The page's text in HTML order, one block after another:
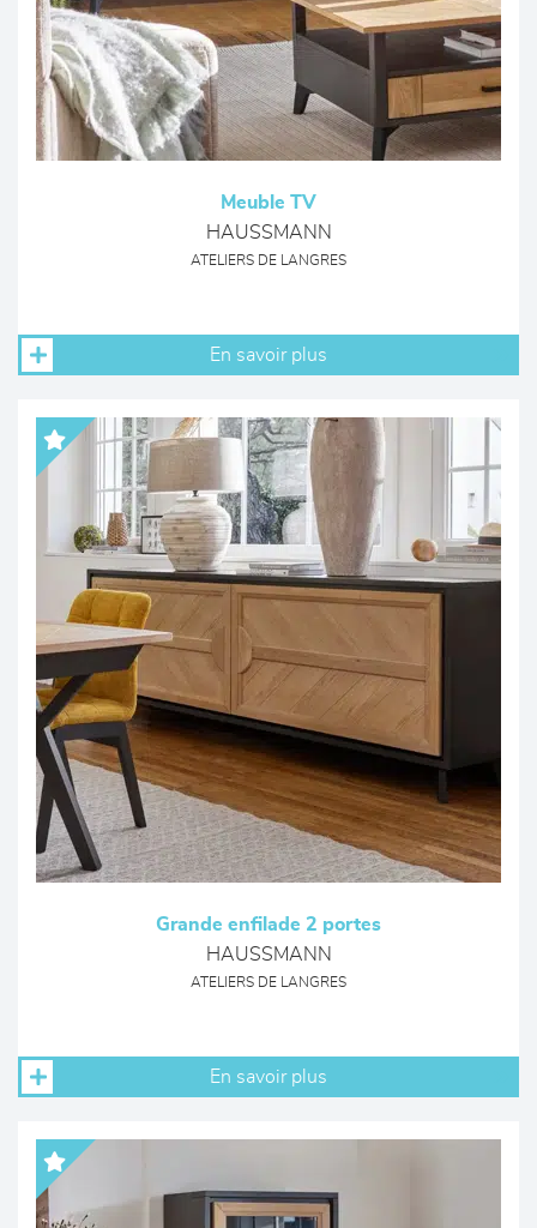
Meuble TV
HAUSSMANN
ATELIERS DE LANGRES
En savoir plus
Grande enfilade 2 portes
HAUSSMANN
ATELIERS DE LANGRES
En savoir plus